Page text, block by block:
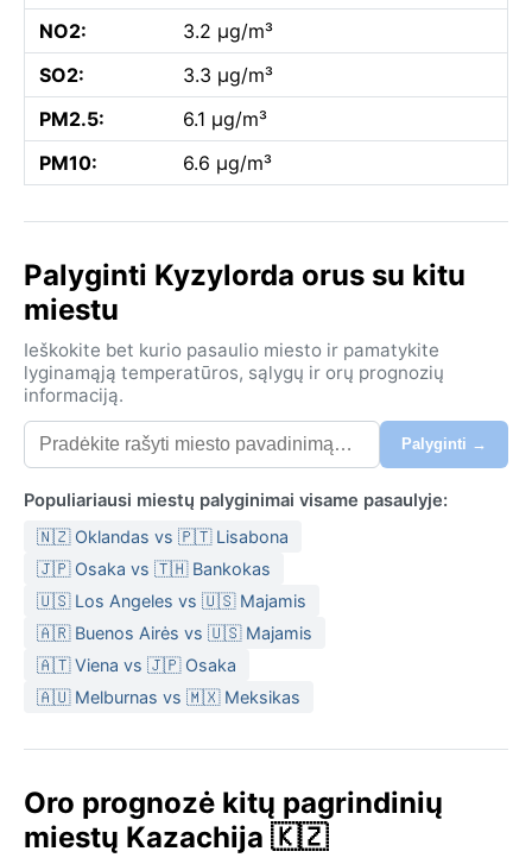
NO2:
3.2 µg/m³
SO2:
3.3 µg/m³
PM2.5:
6.1 µg/m³
PM10:
6.6 µg/m³
Palyginti Kyzylorda orus su kitu
miestu
Ieškokite bet kurio pasaulio miesto ir pamatykite
lyginamąją temperatūros, sąlygų ir orų prognozių
informaciją.
Palyginti →
Populiariausi miestų palyginimai visame pasaulyje:
🇳🇿 Oklandas vs 🇵🇹 Lisabona
🇯🇵 Osaka vs 🇹🇭 Bankokas
🇺🇸 Los Angeles vs 🇺🇸 Majamis
🇦🇷 Buenos Airės vs 🇺🇸 Majamis
🇦🇹 Viena vs 🇯🇵 Osaka
🇦🇺 Melburnas vs 🇲🇽 Meksikas
Oro prognozė kitų pagrindinių
miestų Kazachija 🇰🇿